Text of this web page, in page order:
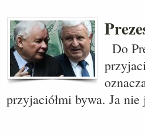
Do
przyjaciółmi bywa. Ja